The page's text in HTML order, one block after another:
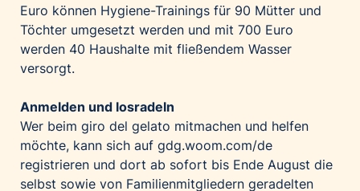
Euro können Hygiene-Trainings für 90 Mütter und
Töchter umgesetzt werden und mit 700 Euro
werden 40 Haushalte mit fließendem Wasser
versorgt.
Anmelden und losradeln
Wer beim giro del gelato mitmachen und helfen
möchte, kann sich auf gdg.woom.com/de
registrieren und dort ab sofort bis Ende August die
selbst sowie von Familienmitgliedern geradelten